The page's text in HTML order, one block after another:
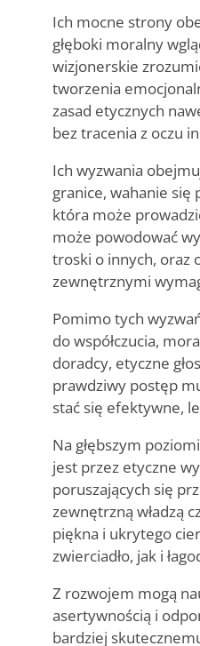
Ich mocne strony
głęboki moralny
wizjonerskie
tworzenia
zasad etycznych
bez tracenia z oczu
Ich wyzwania
granice, wahanie się
która może
może powodować
troski o innych, oraz
zewnętrznymi
Pomimo tych
do współczucia,
doradcy, etyczne
prawdziwy postęp
stać się efektywne,
Na głębszym
jest przez etyczne
poruszających się
zewnętrzną władzą
piękna i ukrytego
zwierciadło, jak i
Z rozwojem mogą
asertywnością i
bardziej